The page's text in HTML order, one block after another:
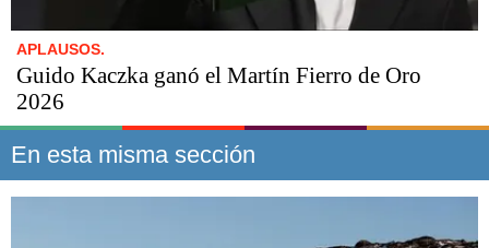
APLAUSOS.
Guido Kaczka ganó el Martín Fierro de Oro
2026
En esta misma sección